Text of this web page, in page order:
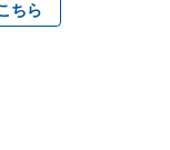
ちら